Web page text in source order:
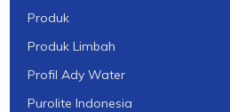
Produk
Produk Limbah
Profil Ady Water
Purolite Indonesia